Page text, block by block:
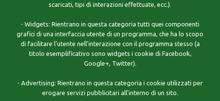
scaricati, tipi di interazioni effettuate, ecc.).
- Widgets: Rientrano in questa categoria tutti quei componenti
grafici di una interfaccia utente di un programma, che ha lo scopo
di facilitare l'utente nell'interazione con il programma stesso (a
titolo esemplificativo sono widgets i cookie di Facebook,
Google+, Twitter).
- Advertising: Rientrano in questa categoria i cookie utilizzati per
erogare servizi pubblicitari all'interno di un sito.